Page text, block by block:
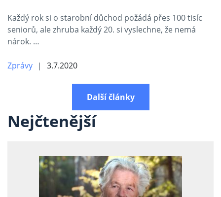
Každý rok si o starobní důchod požádá přes 100 tisíc
seniorů, ale zhruba každý 20. si vyslechne, že nemá
nárok. …
Zprávy 3.7.2020
Další články
Nejčtenější